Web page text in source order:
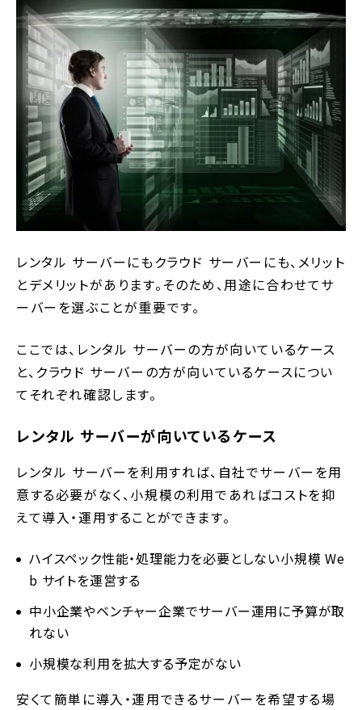
レンタル サーバーにもクラウド サーバーにも、メリット
とデメリットがあります。そのため、用途に合わせてサ
ーバーを選ぶことが重要です。
ここでは、レンタル サーバーの方が向いているケース
と、クラウド サーバーの方が向いているケースについ
てそれぞれ確認します。
レンタル サーバーが向いているケース
レンタル サーバーを利用すれば、自社でサーバーを用
意する必要がなく、小規模の利用であればコストを抑
えて導入・運用することができます。
ハイスペック性能・処理能力を必要としない小規模 We
b サイトを運営する
中小企業やベンチャー企業でサーバー運用に予算が取
れない
小規模な利用を拡大する予定がない
安くて簡単に導入・運用できるサーバーを希望する場